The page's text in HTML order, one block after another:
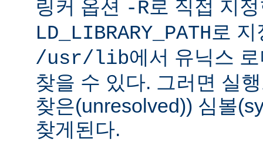
링커 옵션 -R로 직접 지
LD_LIBRARY_PATH 로
/usr/lib에서 유닉스
찾을 수 있다. 그러면 실
찾은(unresolved)) 심볼
찾게된다.